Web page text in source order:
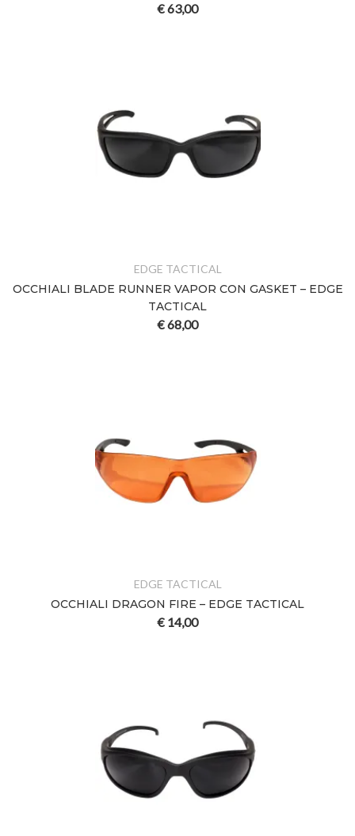
€63,00
EDGE TACTICAL
OCCHIALI BLADE RUNNER VAPOR CON GASKET – EDGE
TACTICAL
€68,00
EDGE TACTICAL
OCCHIALI DRAGON FIRE – EDGE TACTICAL
€ 14,00